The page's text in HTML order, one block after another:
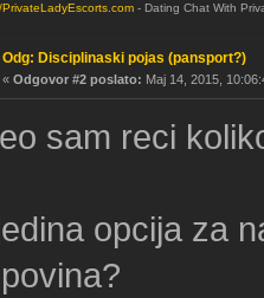
- Dating Chat With
Odg: Disciplinaski pojas (pansport?)
« Odgovor #2 poslato: Maj 14, 2015,
sam reci
opcija za